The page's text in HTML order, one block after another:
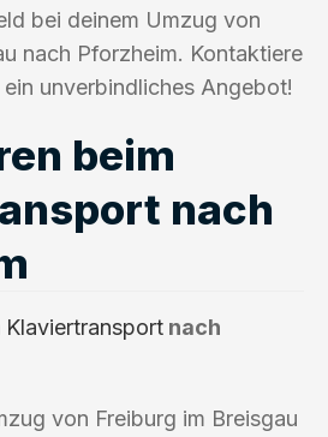
bei deinem Umzug von
nach Pforzheim. Kontaktiere
unverbindliches Angebot!
beim
nach
Klaviertransport nach
von Freiburg im Breisgau